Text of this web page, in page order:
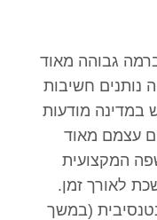
ברמה גבוהה מאוד
נותנים חשיבות
במדינה מודעות
עצמם מאוד
המקצועית
לאורך זמן.
(במשך